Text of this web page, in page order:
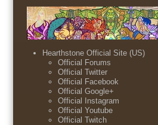
Hearthstone Official Site (US)
Official Forums
Official Twitter
Official Facebook
Official Google+
Official Instagram
Official Youtube
Official Twitch